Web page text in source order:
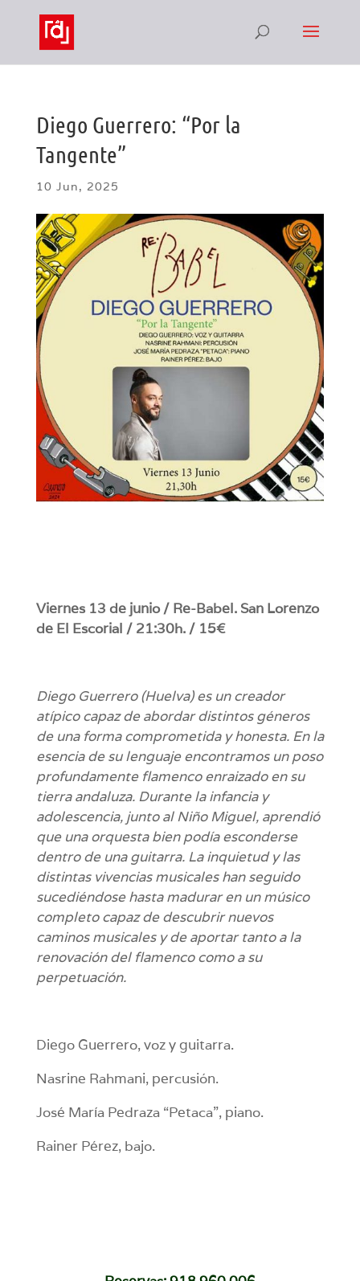
Diego Guerrero: “Por la
Tangente”
10 Jun, 2025
Viernes 13 de junio / Re-Babel. San Lorenzo
de El Escorial / 21:30h. / 15€
Diego Guerrero (Huelva) es un creador
atípico capaz de abordar distintos géneros
de una forma comprometida y honesta. En la
esencia de su lenguaje encontramos un poso
profundamente flamenco enraizado en su
tierra andaluza. Durante la infancia y
adolescencia, junto al Niño Miguel, aprendió
que una orquesta bien podía esconderse
dentro de una guitarra. La inquietud y las
distintas vivencias musicales han seguido
sucediéndose hasta madurar en un músico
completo capaz de descubrir nuevos
caminos musicales y de aportar tanto a la
renovación del flamenco como a su
perpetuación.
Diego Guerrero, voz y guitarra.
Nasrine Rahmani, percusión.
José María Pedraza “Petaca”, piano.
Rainer Pérez, bajo.